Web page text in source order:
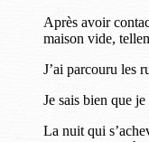
Après avoir
maison vide,
J’ai parcouru les
Je sais bien que
La nuit qui